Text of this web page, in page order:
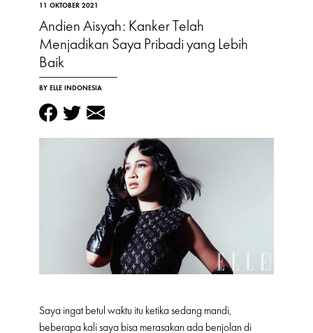
11 OKTOBER 2021
Andien Aisyah: Kanker Telah
Menjadikan Saya Pribadi yang Lebih
Baik
BY ELLE INDONESIA
Saya ingat betul waktu itu ketika sedang mandi,
beberapa kali saya bisa merasakan ada benjolan di